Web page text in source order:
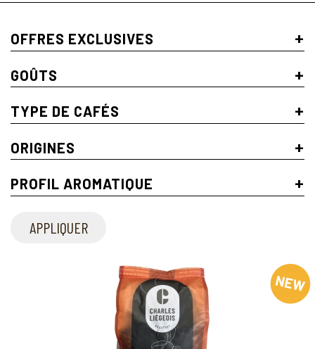
OFFRES EXCLUSIVES +
GOÛTS +
TYPE DE CAFÉS +
ORIGINES +
PROFIL AROMATIQUE +